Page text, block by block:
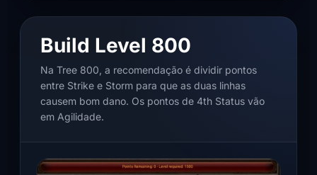
Build Level 800
Na Tree 800, a recomendação é dividir pontos
entre Strike e Storm para que as duas linhas
causem bom dano. Os pontos de 4th Status vão
em Agilidade.